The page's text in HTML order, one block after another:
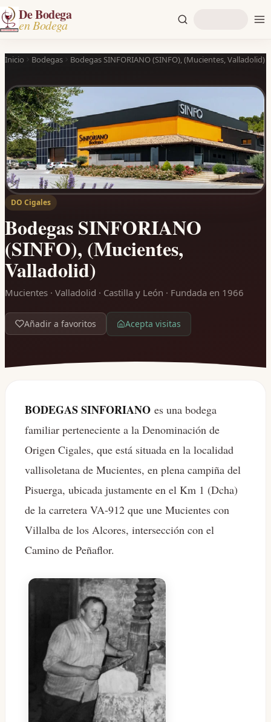
De Bodega
en Bodega
Inicio Bodegas Bodegas SINFORIANO (SINFO), (Mucientes, Valladolid)
DO Cigales
Bodegas SINFORIANO
(SINFO), (Mucientes,
Valladolid)
Mucientes · Valladolid · Castilla y León · Fundada en 1966
Añadir a favoritos Acepta visitas
BODEGAS SINFORIANO es una bodega
familiar perteneciente a la Denominación de
Origen Cigales, que está situada en la localidad
vallisoletana de Mucientes, en plena campiña del
Pisuerga, ubicada justamente en el Km 1 (Dcha)
de la carretera VA-912 que une Mucientes con
Villalba de los Alcores, intersección con el
Camino de Peñaflor.